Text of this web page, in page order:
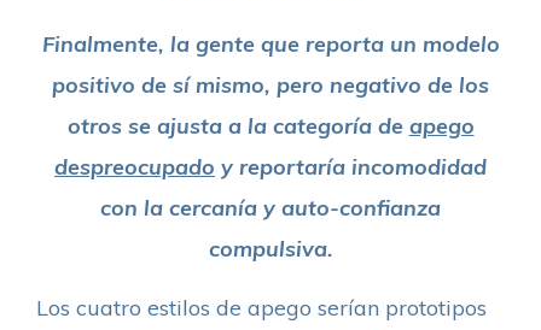
Finalmente, la gente que reporta un modelo
positivo de sí mismo, pero negativo de los
otros se ajusta a la categoría de apego
despreocupado y reportaría incomodidad
con la cercanía y auto-confianza
compulsiva.
Los cuatro estilos de apego serían prototipos